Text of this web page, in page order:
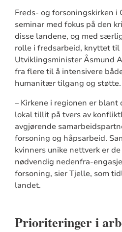
Freds- og forsoningskirken i
seminar med fokus på den
disse landene, og med
rolle i fredsarbeid, knyttet til
Utviklingsminister Åsmund
fra flere til å intensivere
humanitær tilgang og støtte.
– Kirkene i regionen er blant
lokal tillit på tvers av
avgjørende
forsoning og håpsarbeid.
kvinners unike nettverk er
nødvendig nedenfra-
forsoning, sier Tjelle, som
landet.
Prioriteringer i